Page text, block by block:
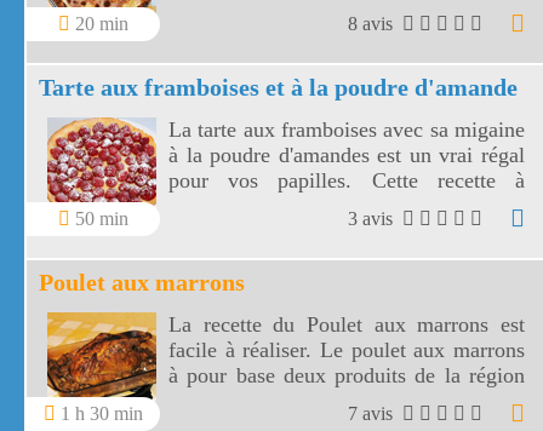
20 min 8 avis
Tarte aux framboises et à la poudre d'amande
50 min
La tarte aux framboises avec sa migaine
à la poudre d'amandes est un vrai régal
pour vos papilles. Cette recette à
l'ancienne, très appétissante, va réveiller
en vous un élan de gourmandise.
3 avis
Poulet aux marrons
1 h 30 min
La recette du Poulet aux marrons est
facile à réaliser. Le poulet aux marrons
à pour base deux produits de la région
Rhône Alpes, le poulet de Bresse et les
7 avis